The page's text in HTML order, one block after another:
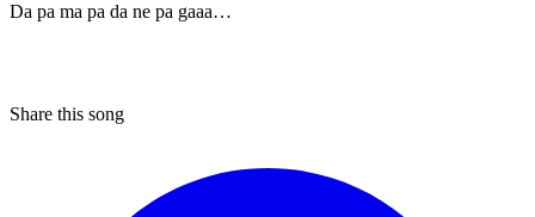
Da pa ma pa da ne pa gaaa…
Share this song